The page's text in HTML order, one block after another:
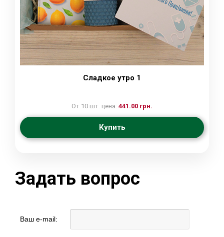
Сладкое утро 1
От 10 шт. цена: 441.00 грн.
Купить
Задать вопрос
Ваш e-mail: